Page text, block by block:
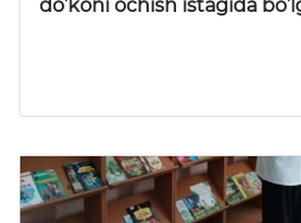
do’koni ochish istagida